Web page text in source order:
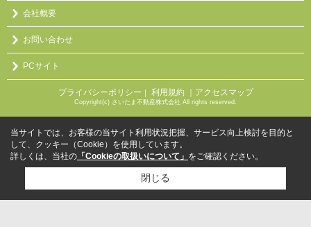
会社概要
お問い合わせ
PCサイト
プライバシーポリシー ｜ 利用規約 ｜アクセスマップ
Copyright(c) さいたま不動産株式会社 All rights reserved.
当サイトでは、お客様の当サイト利用状況把握、サービス向上検討を目的と
して、クッキー（Cookie）を使用しています。
詳しくは、当社の 「Cookieの取扱いについて」 をご確認ください。
閉じる